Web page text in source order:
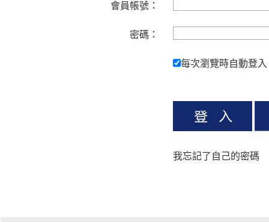
會員帳號：
密碼：
每次瀏覽時自動登入
我忘記了自己的密碼